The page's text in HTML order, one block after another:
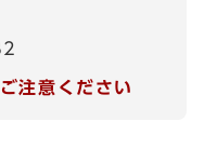
注意ください